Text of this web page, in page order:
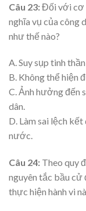
Câu 23:Đối với cơ
nghĩa vụ của công
như thế nào?
A. Suy sụp tinh
B. Không thể hiện
C. Ảnh hưởng đến
dân.
D. Làm sai lệch kết
nước.
Câu 24: Theo quy
nguyên tắc bầu cử
thực hiện hành vi